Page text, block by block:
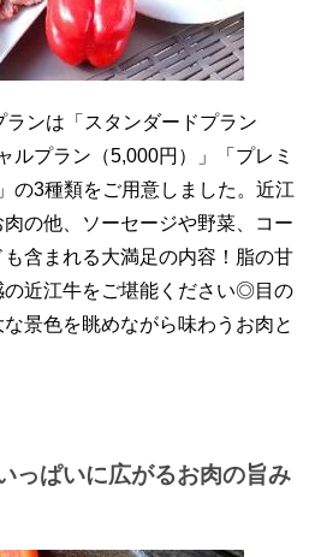
ンは「スタンダードプラン
ルプラン（5,000円）」「プレミ
の3種類をご用意しました。近江
の他、ソーセージや野菜、コー
含まれる大満足の内容！脂の甘
の近江牛をご堪能ください◎目の
景色を眺めながら味わうお肉と
っぱいに広がるお肉の旨み